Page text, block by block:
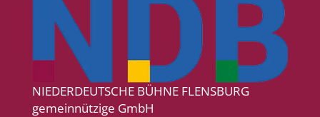
NIEDERDEUTSCHE BÜHNE FLENSBURG
gemeinnützige GmbH